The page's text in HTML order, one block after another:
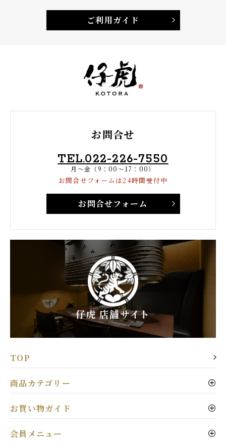
ご利用ガイド
お問合せ
TEL.022-226-7550
月～金（9：00～17：00）
お問合せフォームは24時間受付中
お問合せフォーム
仔虎 店舗サイト
TOP
商品カテゴリー
お買い物ガイド
会員メニュー